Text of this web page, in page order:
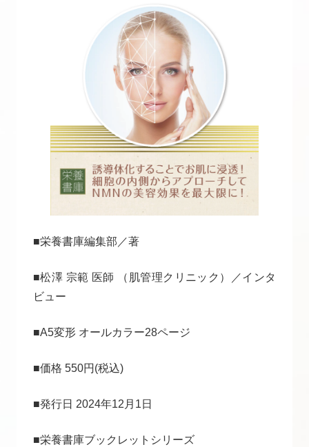
■栄養書庫編集部／著
■松澤 宗範 医師 （肌管理クリニック）／インタ
ビュー
■A5変形 オールカラー28ページ
■価格 550円(税込)
■発行日 2024年12月1日
■栄養書庫ブックレットシリーズ